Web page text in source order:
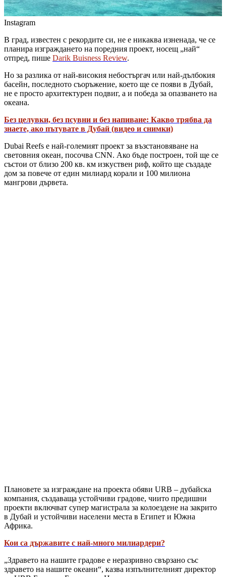
Instagram
В град, известен с рекордите си, не е никаква изненада, че се
планира изграждането на поредния проект, носещ „най“
отпред, пише Darik Buisness Review.
Но за разлика от най-високия небостъргач или най-дълбокия
басейн, последното съоръжение, което ще се появи в Дубай,
не е просто архитектурен подвиг, а и победа за опазването на
океана.
Без целувки, без псувни и без напиване: Какво трябва да
знаете, ако пътувате в Дубай (видео и снимки)
Dubai Reefs е най-големият проект за възстановяване на
световния океан, посочва CNN. Ако бъде построен, той ще се
състои от близо 200 кв. км изкуствен риф, който ще създаде
дом за повече от един милиард корали и 100 милиона
мангрови дървета.
Плановете за изграждане на проекта обяви URB – дубайска
компания, създаваща устойчиви градове, чиито предишни
проекти включват супер магистрала за колоездене на закрито
в Дубай и устойчиви населени места в Египет и Южна
Африка.
Кои са държавите с най-много милиардери?
„Здравето на нашите градове е неразривно свързано със
здравето на нашите океани“, казва изпълнителният директор